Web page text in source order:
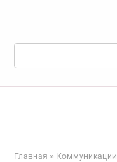
Поиск:
Главная » Коммуникации